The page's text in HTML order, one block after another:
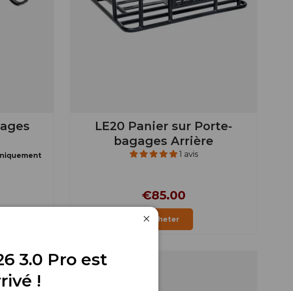
LE20 Panier sur Porte-
bagages Arrière
1 avis
€85.00
Acheter
Fermer
3.0 Pro est
!